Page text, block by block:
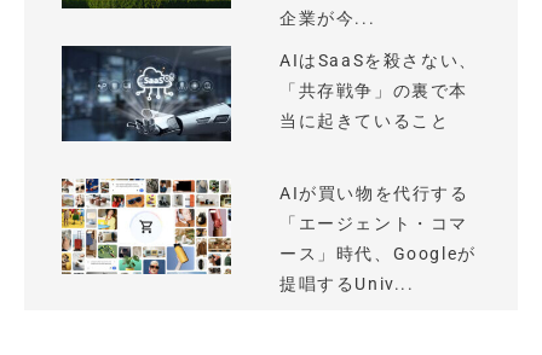
企業が今...
AIはSaaSを殺さない、
「共存戦争」の裏で本
当に起きていること
AIが買い物を代行する
「エージェント・コマ
ース」時代、Googleが
提唱するUniv...